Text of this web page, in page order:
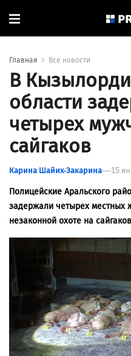
Главная Все новости
В
области
четырех
сайгаков
Карина Шайих-Закарина 15
Полицейские Аральского
задержали четырех местных
незаконной охоте на